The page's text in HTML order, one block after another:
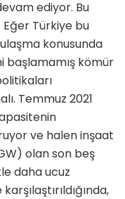
ediyor. Bu
Türkiye bu
ulaşma konusunda
başlamamış kömür
Temmuz 2021
ve halen inşaat
olan son beş
daha ucuz